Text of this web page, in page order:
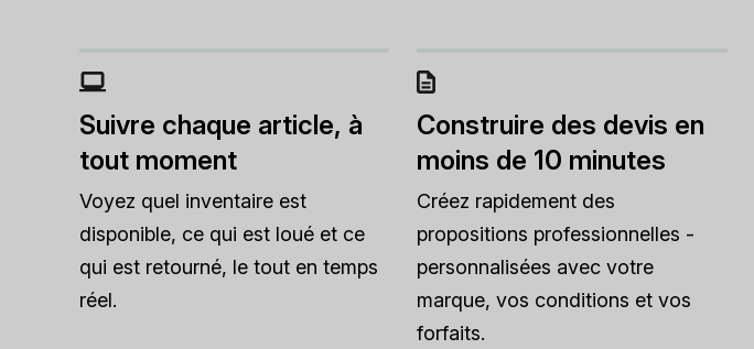
Suivre chaque article, à
tout moment
Voyez quel inventaire est
disponible, ce qui est loué et ce
qui est retourné, le tout en temps
réel.
Construire des devis en
moins de 10 minutes
Créez rapidement des
propositions professionnelles -
personnalisées avec votre
marque, vos conditions et vos
forfaits.